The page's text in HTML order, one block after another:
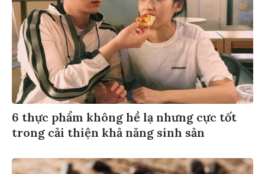
6 thực phẩm không hề lạ nhưng cực tốt
trong cải thiện khả năng sinh sản